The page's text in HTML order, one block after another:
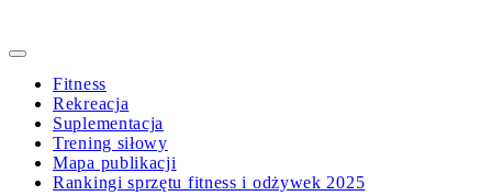
Primary
Fitness
Rekreacja
Suplementacja
Trening siłowy
Mapa publikacji
Rankingi sprzętu fitness i odżywek 2025